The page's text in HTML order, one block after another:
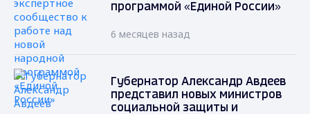
программой «Единой России»
6 месяцев назад
Губернатор Александр Авдеев
представил новых министров
социальной защиты и